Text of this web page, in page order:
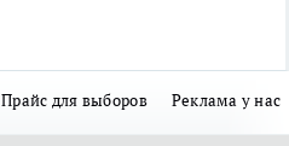
Прайс для выборов Реклама у нас